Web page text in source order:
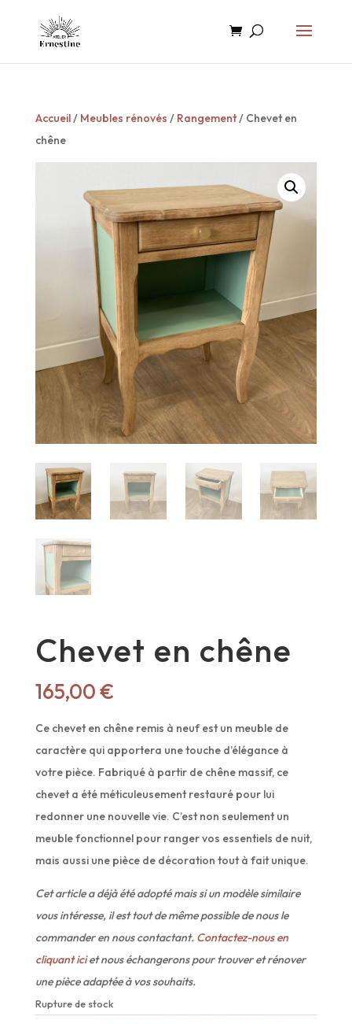
Accueil/ Meubles rénovés / Rangement/ Chevet en
chêne
Chevet en chêne
165,00€
Ce chevet en chêne remis à neuf est un meuble de
caractère qui apportera une touche d’élégance à
votre pièce. Fabriqué à partir de chêne massif, ce
chevet a été méticuleusement restauré pour lui
redonner une nouvelle vie. C’est non seulement un
meuble fonctionnel pour ranger vos essentiels de nuit,
mais aussi une pièce de décoration tout à fait unique.
Cet article a déjà été adopté mais si un modèle similaire
vous intéresse, il est tout de même possible de nous le
commander en nous contactant. Contactez-nous en
cliquant iciet nous échangerons pour trouver et rénover
une pièce adaptée à vos souhaits.
Rupture de stock